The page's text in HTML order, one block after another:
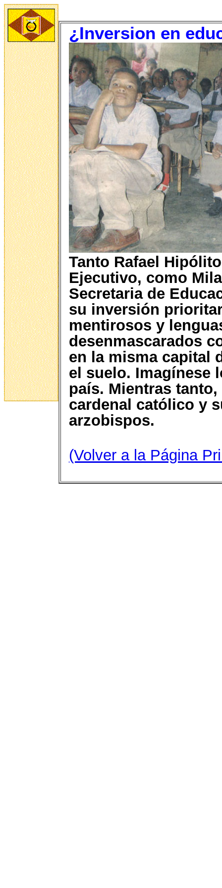
¿Inversion en
Tanto Rafael
Ejecutivo, como
Secretaria de
su inversión
mentirosos y
desenmascarados
en la misma capital
el suelo. Imagínese
país. Mientras
cardenal católico y
arzobispos.
(Volver a la Página